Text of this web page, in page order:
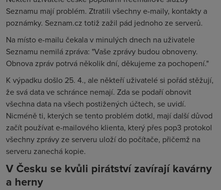
Seznamu mají problém. Ztratili všechny e-maily, kontakty a
poznámky. Seznam.cz totiž zažil pád jednoho ze serverů.
Na místo e-mailu čekala v minulých dnech na uživatele
Seznamu nemilá zpráva: "Vaše zprávy budou obnoveny.
Obnova zpráv potrvá několik dní, děkujeme za pochopení."
K výpadku došlo 25. 4., ale někteří uživatelé si pořád stěžují,
že svá data ve schránce nemají. Zda se podaří obnovit
všechna data na všech postižených účtech, se uvidí.
Nicméně ti, kterých se tento problém dotkl, mají další důvod
začít používat e-mailového klienta, který přes pop3 protokol
všechny zprávy ze serveru uloží do počítače, přičemž na
serveru zanechá kopie.
V Česku se kvůli pirátství zavírají kavárny
a herny